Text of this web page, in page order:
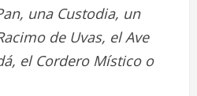
una Custodia, un
de Uvas, el Ave
el Cordero Místico o